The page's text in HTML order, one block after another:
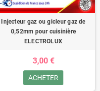
Injecteur gaz ou gicleur gaz de
0,52mm pour cuisinière
ELECTROLUX
3,00 €
ACHETER